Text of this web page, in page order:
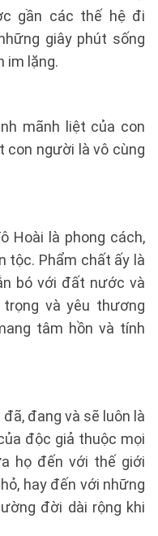
gần các thế hệ đi
giây phút sống
im lặng.
mãnh liệt của con
con người là vô cùng
Hoài là phong cách,
tộc. Phẩm chất ấy là
bó với đất nước và
và yêu thương
tâm hồn và tính
đang và sẽ luôn là
độc giả thuộc mọi
họ đến với thế giới
hay đến với những
đời dài rộng khi